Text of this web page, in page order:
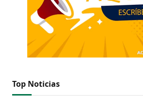
Top Noticias